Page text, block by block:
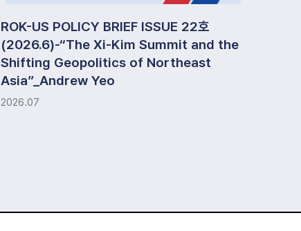
ROK-US POLICY BRIEF ISSUE 22호
(2026.6)-“The Xi-Kim Summit and the
Shifting Geopolitics of Northeast
Asia”_Andrew Yeo
2026.07